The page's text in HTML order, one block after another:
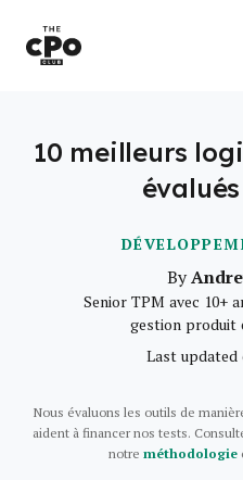
10 meilleurs
By
Senior TPM avec 10+
gestion produit
Last updated
Nous évaluons les outils de
aident à financer nos tests.
notre méthodologie